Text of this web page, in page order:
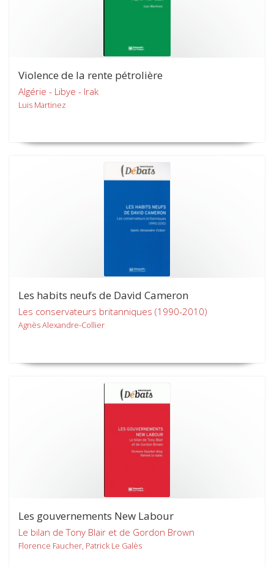
Violence de la rente pétrolière
Algérie - Libye - Irak
Luis Martinez
Les habits neufs de David Cameron
Les conservateurs britanniques (1990-2010)
Agnès Alexandre-Collier
Les gouvernements New Labour
Le bilan de Tony Blair et de Gordon Brown
Florence Faucher, Patrick Le Galès